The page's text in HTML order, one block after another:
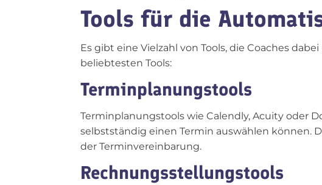
Tools für die
Es gibt eine Vielzahl von Tools, die Coaches
beliebtesten Tools:
Terminplanungstools
Terminplanungstools wie Calendly, Acuity oder
selbstständig einen Termin auswählen können.
der Terminvereinbarung.
Rechnungsstellungstools